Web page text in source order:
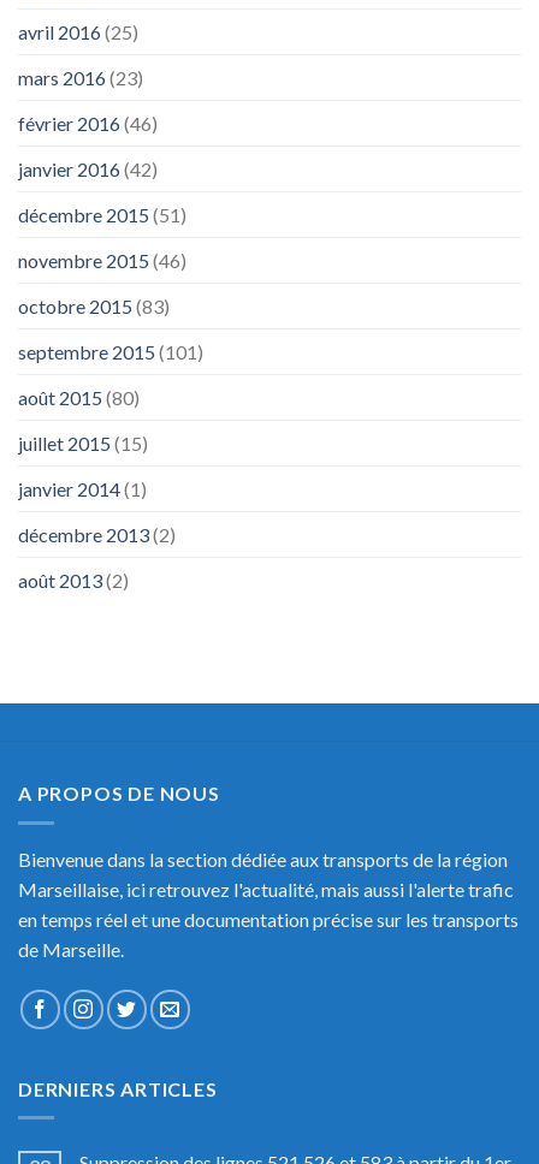
avril 2016(25)
mars 2016(23)
février 2016(46)
janvier 2016(42)
décembre 2015 (51)
novembre 2015 (46)
octobre 2015 (83)
septembre 2015 (101)
août 2015 (80)
juillet 2015 (15)
janvier 2014(1)
décembre 2013(2)
août 2013(2)
A PROPOS DE NOUS
Bienvenue dans la section dédiée aux transports de la région
Marseillaise, ici retrouvez l'actualité, mais aussi l'alerte trafic
en temps réel et une documentation précise sur les transports
de Marseille.
DERNIERS ARTICLES